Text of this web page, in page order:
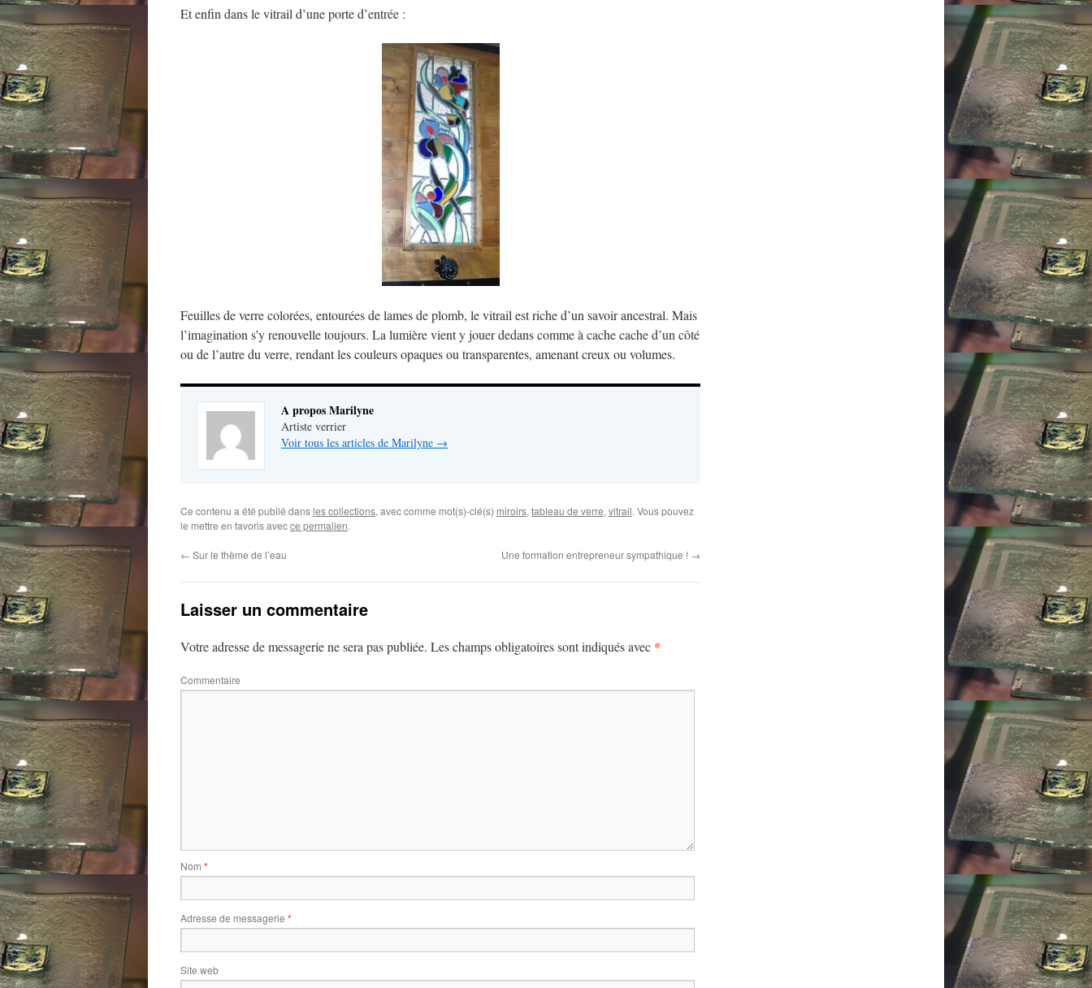
Et enfin dans le vitrail d’une porte d’entrée :
Feuilles de verre colorées, entourées de lames de plomb, le vitrail est riche d’un savoir ancestral. Mais
l’imagination s’y renouvelle toujours. La lumière vient y jouer dedans comme à cache cache d’un côté
ou de l’autre du verre, rendant les couleurs opaques ou transparentes, amenant creux ou volumes.
A propos Marilyne
Artiste verrier
Voir tous les articles de Marilyne →
Ce contenu a été publié dansles collections, avec comme mot(s)-clé(s) miroirs, tableau de verre, vitrail. Vous pouvez
le mettre en favoris avecce permalien.
← Sur le thème de l’eau Une formation entrepreneur sympathique ! →
Laisser un commentaire
Votre adresse de messagerie ne sera pas publiée. Les champs obligatoires sont indiqués avec *
Commentaire
Nom *
Adresse de messagerie *
Site web